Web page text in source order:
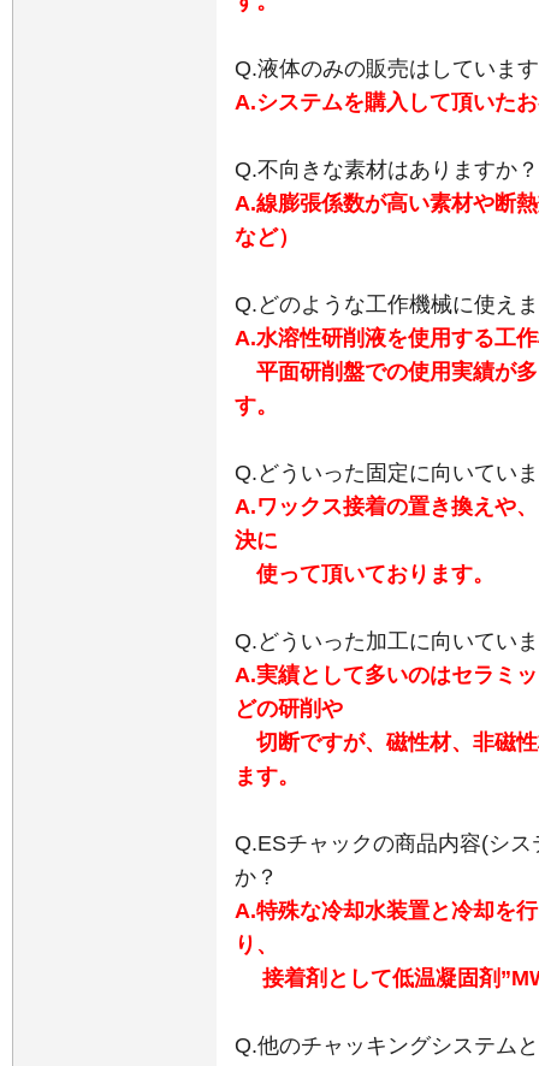
Q.液体のみの販売はしていま
A.システムを購入して頂いた
Q.不向きな素材はありますか？
A.線膨張係数が高い素材や断
など）
Q.どのような工作機械に使え
A.水溶性研削液を使用する工
平面研削盤での使用実績が
す。
Q.どういった固定に向いてい
A.ワックス接着の置き換えや
決に
使って頂いております。
Q.どういった加工に向いてい
A.実績として多いのはセラミ
どの研削や
切断ですが、磁性材、非磁
ます。
Q.ESチャックの商品内容(シ
か？
A.特殊な冷却水装置と冷却を
り、
接着剤として低温凝固剤
Q.他のチャッキングシステム